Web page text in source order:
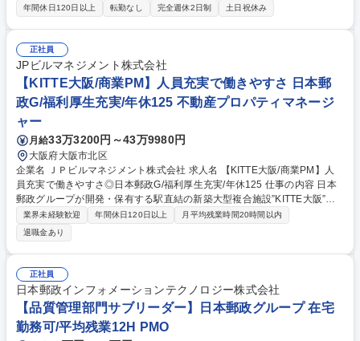
値を再構築し世界へ届けるべく、全商材の品質管理体制をゼロから構築す
工場への監査・改善指導・工程管理 ■開発段階での不具合防止策の強化、
不具合の真因を分析し、再発を確実に防ぐ仕組み（CAPA）の運用 ■PL法
に基づく法的リスク管理、製品安全（リスクアセスメント）の推進 募集職
種 【宮城】品質責任者/家電/経験を生かして組織立ち上げ・仕組みづくり
をお任せ
年間休日120日以上 転勤なし 完全週休2日制 土日祝休み
正社員
JPビルマネジメント株式会社
【KITTE大阪/商業PM】人員充実で働きやすさ 日本郵
政G/福利厚生充実/年休125 不動産プロパティマネージ
ャー
月給33万3200円～43万9980円
大阪府大阪市北区
企業名 ＪＰビルマネジメント株式会社 求人名 【KITTE大阪/商業PM】人
員充実で働きやすさ◎日本郵政G/福利厚生充実/年休125 仕事の内容 日本
郵政グループが開発・保有する駅直結の新築大型複合施設”KITTE大阪”内
の商業施設におけるプロパティマネジメント業務となります。 ＜詳細＞ ■
テナント営業管理業務(テナント管理、テナントリレーション、営業分
析、契約事務代行等) ■販売促進・マーケティング業務(販促、イベント、
集客、広報、マーケティング分析、顧客調査等) ■売上金管理業務(賃料・
経費の徴収及び預り金返還の遂行等) 募集職種 【KITTE大阪/商業PM】人
員充実で働きやすさ◎日本郵政G/福利厚生充実/年休125
業界未経験歓迎 年間休日120日以上
月平均残業時間20時間以内
退職金あり
正社員
日本郵政インフォメーションテクノロジー株式会社
【品質管理部門サブリーダー】日本郵政グループ 在宅
勤務可/平均残業12H PMO